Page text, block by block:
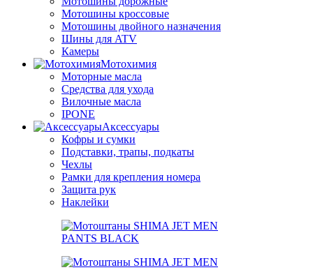
Мотошины кроссовые
Мотошины двойного назначения
Шины для ATV
Камеры
Мотохимия
Моторные масла
Средства для ухода
Вилочные масла
IPONE
Аксессуары
Кофры и сумки
Подставки, трапы, подкаты
Чехлы
Рамки для крепления номера
Защита рук
Наклейки